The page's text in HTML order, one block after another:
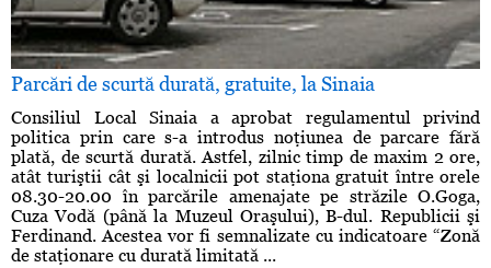
Parcări de scurtă durată, gratuite, la Sinaia
Consiliul Local Sinaia a aprobat regulamentul privind
politica prin care s-a introdus noţiunea de parcare fără
plată, de scurtă durată. Astfel, zilnic timp de maxim 2 ore,
atât turiştii cât şi localnicii pot staţiona gratuit între orele
08.30-20.00 în parcările amenajate pe străzile O.Goga,
Cuza Vodă (până la Muzeul Oraşului), B-dul. Republicii şi
Ferdinand. Acestea vor fi semnalizate cu indicatoare “Zonă
de staţionare cu durată limitată ...